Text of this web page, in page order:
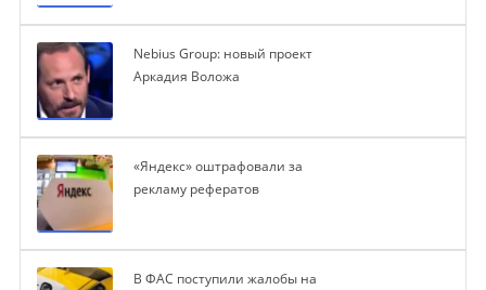
Nebius Group: новый проект
Аркадия Воложа
«Яндекс» оштрафовали за
рекламу рефератов
В ФАС поступили жалобы на